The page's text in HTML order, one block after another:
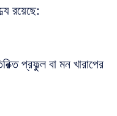
রয়েছে:
প্রফুল্ল বা মন খারাপের